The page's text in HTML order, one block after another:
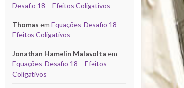
Desafio 18 – Efeitos Coligativos
Thomas em Equações-Desafio 18 –
Efeitos Coligativos
Jonathan Hamelin Malavolta em
Equações-Desafio 18 – Efeitos
Coligativos